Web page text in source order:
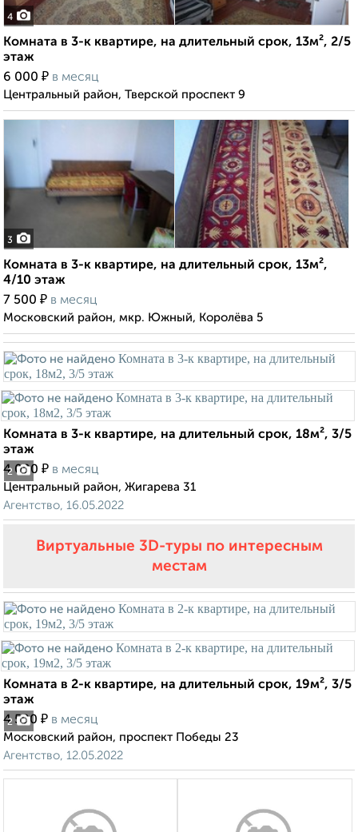
4
Комната в 3-к квартире, на длительный срок, 13м², 2/5
этаж
6 000 ₽ в месяц
Центральный район, Тверской проспект 9
3
Комната в 3-к квартире, на длительный срок, 13м²,
4/10 этаж
7 500 ₽ в месяц
Московский район, мкр. Южный, Королёва 5
2
Комната в 3-к квартире, на длительный срок, 18м², 3/5
этаж
4 000 ₽ в месяц
Центральный район, Жигарева 31
Агентство, 16.05.2022
Виртуальные 3D-туры по интересным
местам
2
Комната в 2-к квартире, на длительный срок, 19м², 3/5
этаж
4 500 ₽ в месяц
Московский район, проспект Победы 23
Агентство, 12.05.2022